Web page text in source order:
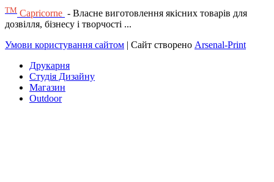
ТМ Capricorne - Власне виготовлення якісних товарів для
дозвілля, бізнесу і творчості ...
Умови користування сайтом | Сайт створено Arsenal-Print
Друкарня
Студія Дизайну
Магазин
Outdoor